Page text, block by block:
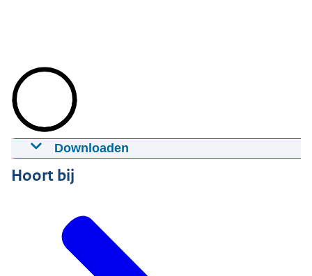
Downloaden
Deel 3: De positieve keerzijde van risico’s
02-02-2015
Ondertiteling
Hoort bij